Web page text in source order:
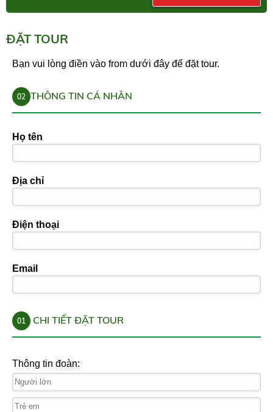
ĐẶT TOUR
Bạn vui lòng điền vào from dưới đây để đặt tour.
02 THÔNG TIN CÁ NHÂN
Họ tên
Địa chỉ
Điện thoại
Email
01 CHI TIẾT ĐẶT TOUR
Thông tin đoàn: